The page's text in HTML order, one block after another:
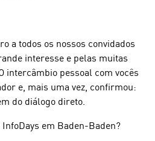
a todos os nossos convidados
interesse e pelas muitas
intercâmbio pessoal com vocês
e, mais uma vez, confirmou:
do diálogo direto.
em Baden-Baden?